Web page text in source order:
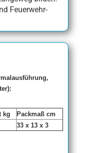
Feuerwehr-
kg
Packmaß cm
33 x 13 x 3